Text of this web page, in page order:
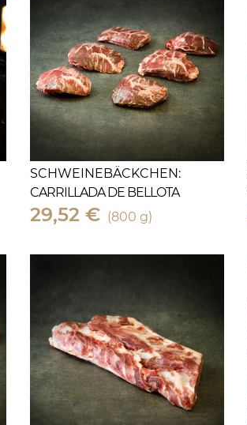
SCHWEINEBÄCKCHEN:
CARRILLADA DE BELLOTA
29,52 € (800 g)